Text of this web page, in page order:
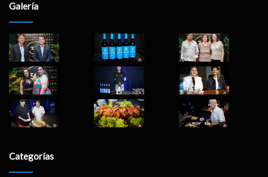
Galería
Categorías